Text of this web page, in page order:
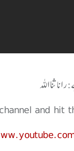
ثنا اللہ
and hit